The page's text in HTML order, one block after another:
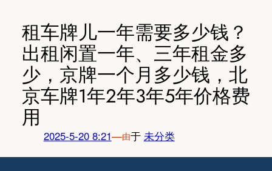
租车牌儿一年需要多少钱？
出租闲置一年、三年租金多
少，京牌一个月多少钱，北
京车牌1年2年3年5年价格费
用
2025-5-20 8:21—由于 未分类